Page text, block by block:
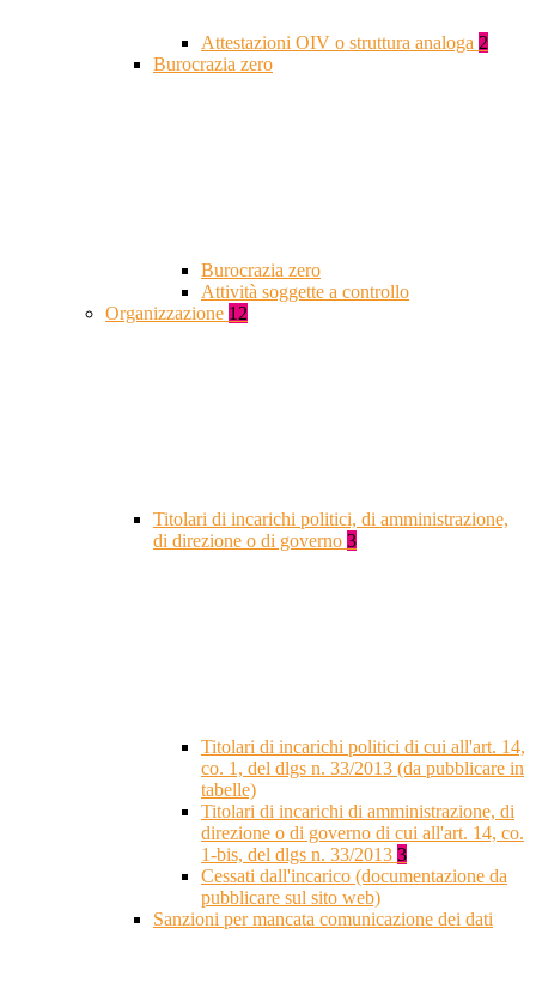
Attestazioni OIV o struttura analoga 2
Burocrazia zero
Burocrazia zero
Attività soggette a controllo
Organizzazione 12
Titolari di incarichi politici, di amministrazione,
di direzione o di governo 3
Titolari di incarichi politici di cui all'art. 14,
co. 1, del dlgs n. 33/2013 (da pubblicare in
tabelle)
Titolari di incarichi di amministrazione, di
direzione o di governo di cui all'art. 14, co.
1-bis, del dlgs n. 33/2013 3
Cessati dall'incarico (documentazione da
pubblicare sul sito web)
Sanzioni per mancata comunicazione dei dati